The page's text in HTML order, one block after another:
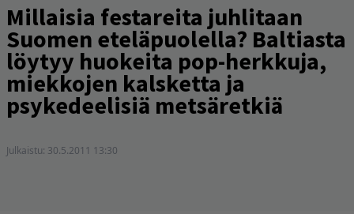
Millaisia festareita juhlitaan
Suomen eteläpuolella? Baltiasta
löytyy huokeita pop-herkkuja,
miekkojen kalsketta ja
psykedeelisiä metsäretkiä
Julkaistu: 30.5.2011 13:30